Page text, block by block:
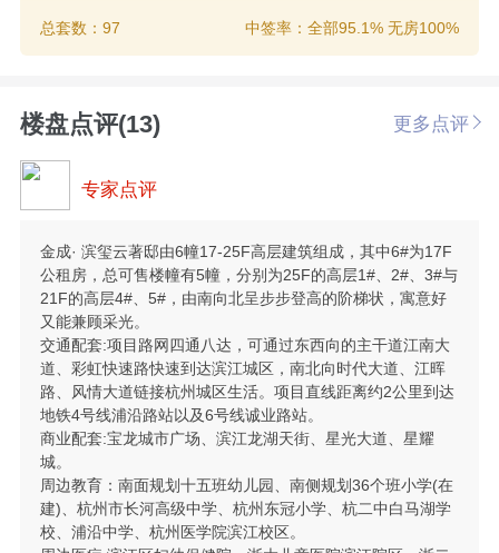
总套数：97 中签率：全部95.1% 无房100%
楼盘点评(13) 更多点评
专家点评
金成· 滨玺云著邸由6幢17-25F高层建筑组成，其中6#为17F
公租房，总可售楼幢有5幢，分别为25F的高层1#、2#、3#与
21F的高层4#、5#，由南向北呈步步登高的阶梯状，寓意好
又能兼顾采光。
交通配套:项目路网四通八达，可通过东西向的主干道江南大
道、彩虹快速路快速到达滨江城区，南北向时代大道、江晖
路、风情大道链接杭州城区生活。项目直线距离约2公里到达
地铁4号线浦沿路站以及6号线诚业路站。
商业配套:宝龙城市广场、滨江龙湖天街、星光大道、星耀
城。
周边教育：南面规划十五班幼儿园、南侧规划36个班小学(在
建)、杭州市长河高级中学、杭州东冠小学、杭二中白马湖学
校、浦沿中学、杭州医学院滨江校区。